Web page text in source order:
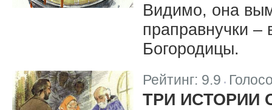
Видимо, она
праправнучки
Богородицы.
Рейтинг: 9.9
ТРИ ИСТОРИИ